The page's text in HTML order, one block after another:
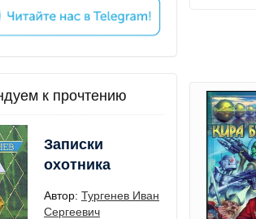
к прочтению
Записки
охотника
Автор: Тургенев Иван
Сергеевич